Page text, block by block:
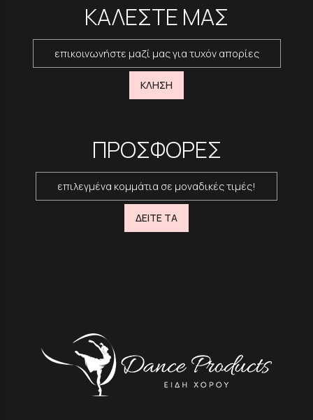
ΚΑΛΕΣΤΕ ΜΑΣ
επικοινωνήστε μαζί μας για τυχόν απορίες
ΚΛΗΣΗ
ΠΡΟΣΦΟΡΕΣ
επιλεγμένα κομμάτια σε μοναδικές τιμές!
ΔΕΙΤΕ ΤΑ